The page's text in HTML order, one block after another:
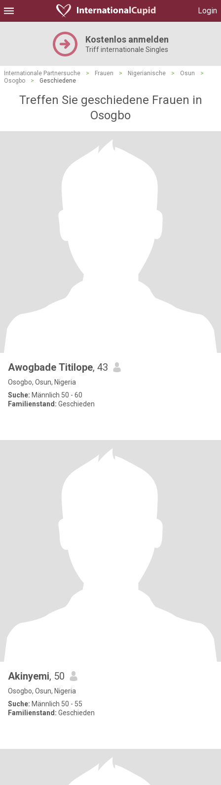
Login
Kostenlos anmelden
Triff internationale Singles
Internationale Partnersuche > Frauen > Nigerianische > Osun
>
Osogbo
> Geschiedene
Treffen Sie geschiedene Frauen in
Osogbo
Awogbade Titilope, 43
Osogbo, Osun, Nigeria
Suche: Männlich 50 - 60
Familienstand: Geschieden
Akinyemi, 50
Osogbo, Osun, Nigeria
Suche: Männlich 50 - 55
Familienstand: Geschieden